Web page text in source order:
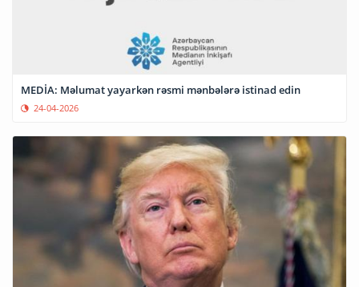
MEDİA: Məlumat yayarkən rəsmi mənbələrə istinad edin
24-04-2026